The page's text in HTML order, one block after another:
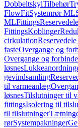
DobbeltskylTilbehør
FlowFitSystemrør ML
MLFittings
FittingsKoblinger
cirkulation
fasteOvergange og
Overgange og
løsnes
gevindsamling
til varmeanlæg
løsnesTilslutninger til
fittingsIsolering til
til tilslutninger
rørSystempakninger